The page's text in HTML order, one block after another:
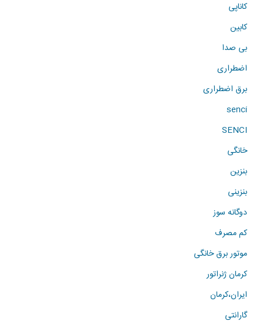
کاناپی
کابین
بی صدا
اضطراری
برق اضطراری
senci
SENCI
خانگی
بنزین
بنزینی
دوگانه سوز
کم مصرف
موتور برق خانگی
کرمان ژنراتور
ایران،کرمان
گارانتی